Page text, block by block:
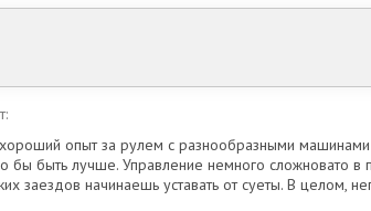
опыт за рулем с разнообразными машинами
бы быть лучше. Управление немного сложновато в
заездов начинаешь уставать от суеты. В целом,